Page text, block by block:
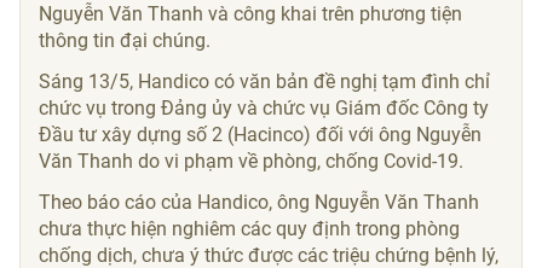
Nguyễn Văn Thanh và công khai trên phương tiện
thông tin đại chúng.
Sáng 13/5, Handico có văn bản đề nghị tạm đình chỉ
chức vụ trong Đảng ủy và chức vụ Giám đốc Công ty
Đầu tư xây dựng số 2 (Hacinco) đối với ông Nguyễn
Văn Thanh do vi phạm về phòng, chống Covid-19.
Theo báo cáo của Handico, ông Nguyễn Văn Thanh
chưa thực hiện nghiêm các quy định trong phòng
chống dịch, chưa ý thức được các triệu chứng bệnh lý,